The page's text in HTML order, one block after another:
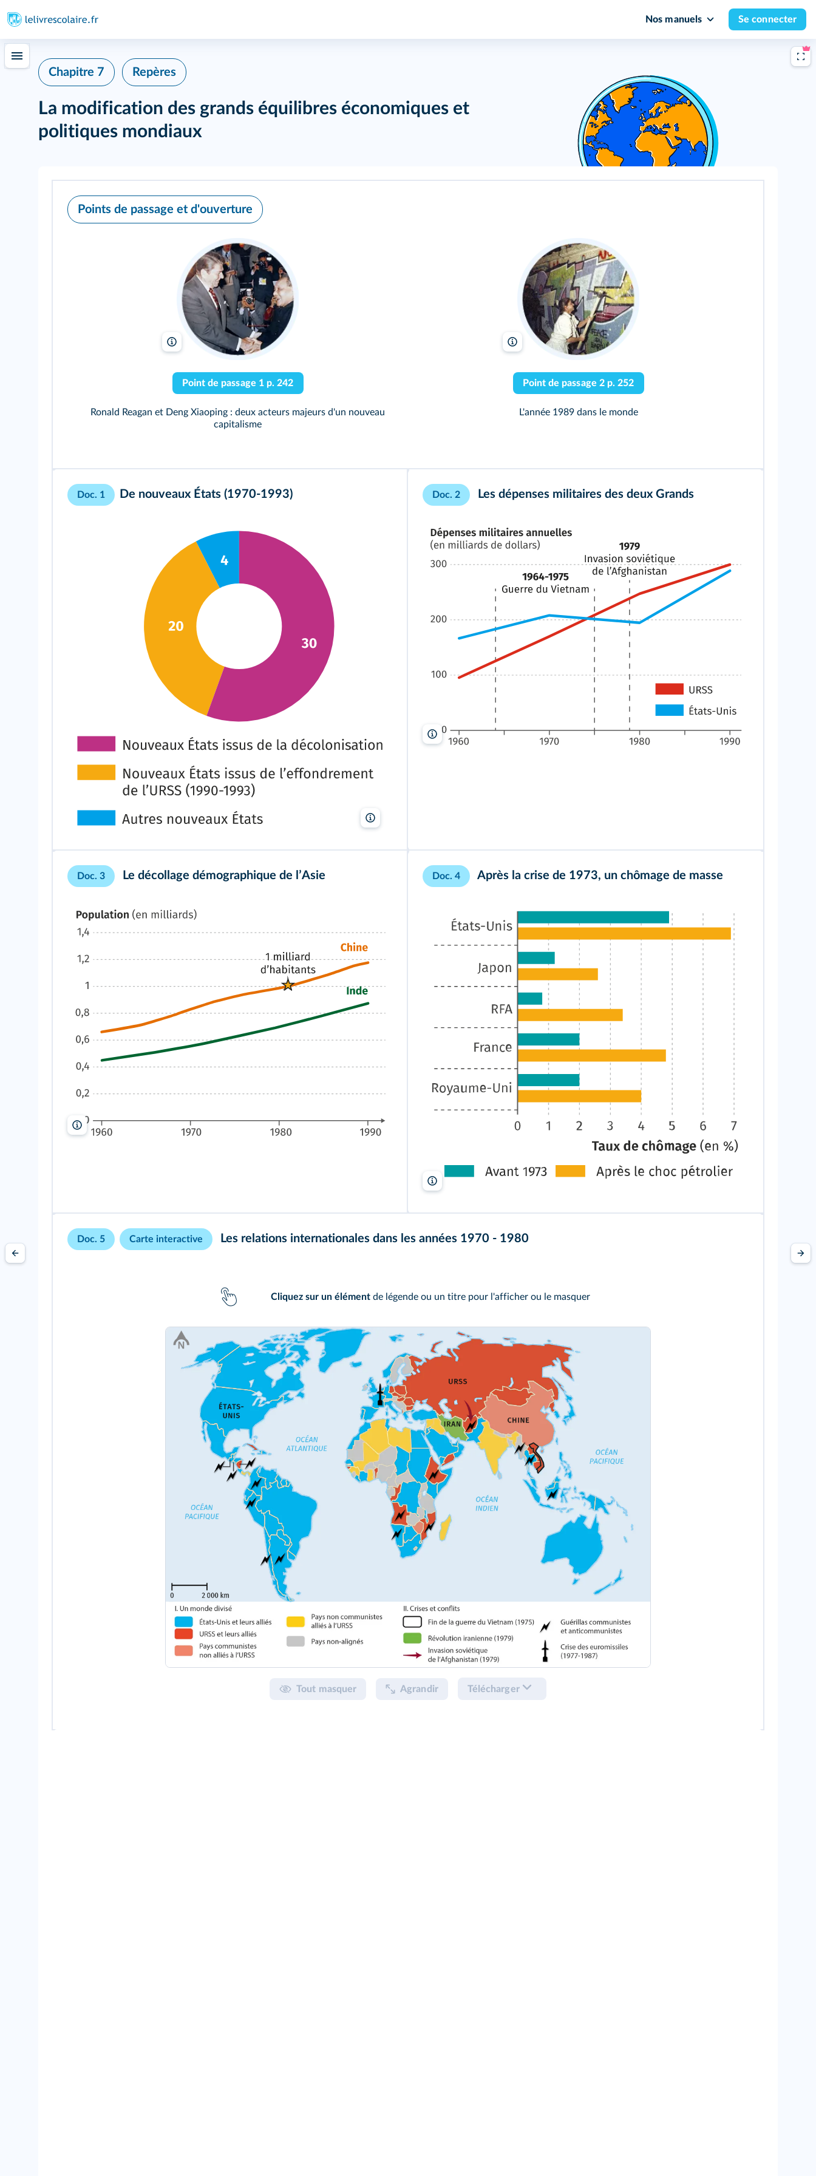
Nos manuels Se connecter
Chapitre 7 Repères
La modification des grands équilibres économiques et
politiques mondiaux
Points de passage et d'ouverture
Alamy
Point de passage 1 p. 242
Ronald Reagan et Deng Xiaoping : deux acteurs majeurs d'un nouveau
capitalisme
Alamy
Point de passage 2 p. 252
L'année 1989 dans le monde
Doc. 1 De nouveaux États (1970‑1993) Doc. 2 Les dépenses militaires des deux Grands
Lelivrescolaire.fr
Doc. 3 Le décollage démographique de lʼAsie
Lelivrescolaire.fr
Doc. 4 Après la crise de 1973, un chômage de masse
Doc. 5 Carte interactive Les relations internationales dans les années 1970 - 1980
Cliquez sur un élément de légende ou un titre pour l'afficher ou le masquer
Tout masquer Agrandir Télécharger